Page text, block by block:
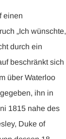
einen
„Ich wünschte,
durch ein
beschränkt sich
über Waterloo
ihn in
1815 nahe des
Duke of